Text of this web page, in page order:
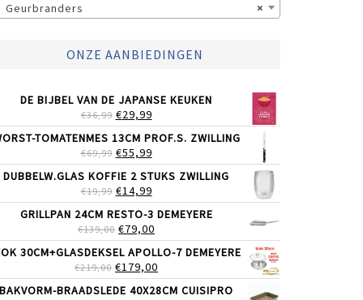
×
Geurbranders
ONZE AANBIEDINGEN
DE BIJBEL VAN DE JAPANSE KEUKEN
€36,99 OORSPRONKELIJKE
PRIJS
WAS:
€36,99.
€29,99HUIDIGE
PRIJS
IS:
€29,99.
TOMATENMES 13CM PROF.S. ZWILLING
€69,99 OORSPRONKELIJKE
PRIJS
WAS:
€69,99.
€55,99HUIDIGE
PRIJS
IS:
€55,99.
DUBBELW.GLAS KOFFIE 2 STUKS ZWILLING
€19,99 OORSPRONKELIJKE
PRIJS
WAS:
€19,99.
€14,99HUIDIGE
PRIJS
IS:
€14,99.
GRILLPAN 24CM RESTO-3 DEMEYERE
€139,00 OORSPRONKELIJKE
PRIJS
WAS:
€139,00.
€79,00
PRIJS
IS:
€79,00.
30CM+GLASDEKSEL APOLLO-7 DEMEYERE
€219,00 OORSPRONKELIJKE
PRIJS
WAS:
€179,00
PRIJS
IS:
BAKVORM-BRAADSLEDE 40X28CM CUISIPRO